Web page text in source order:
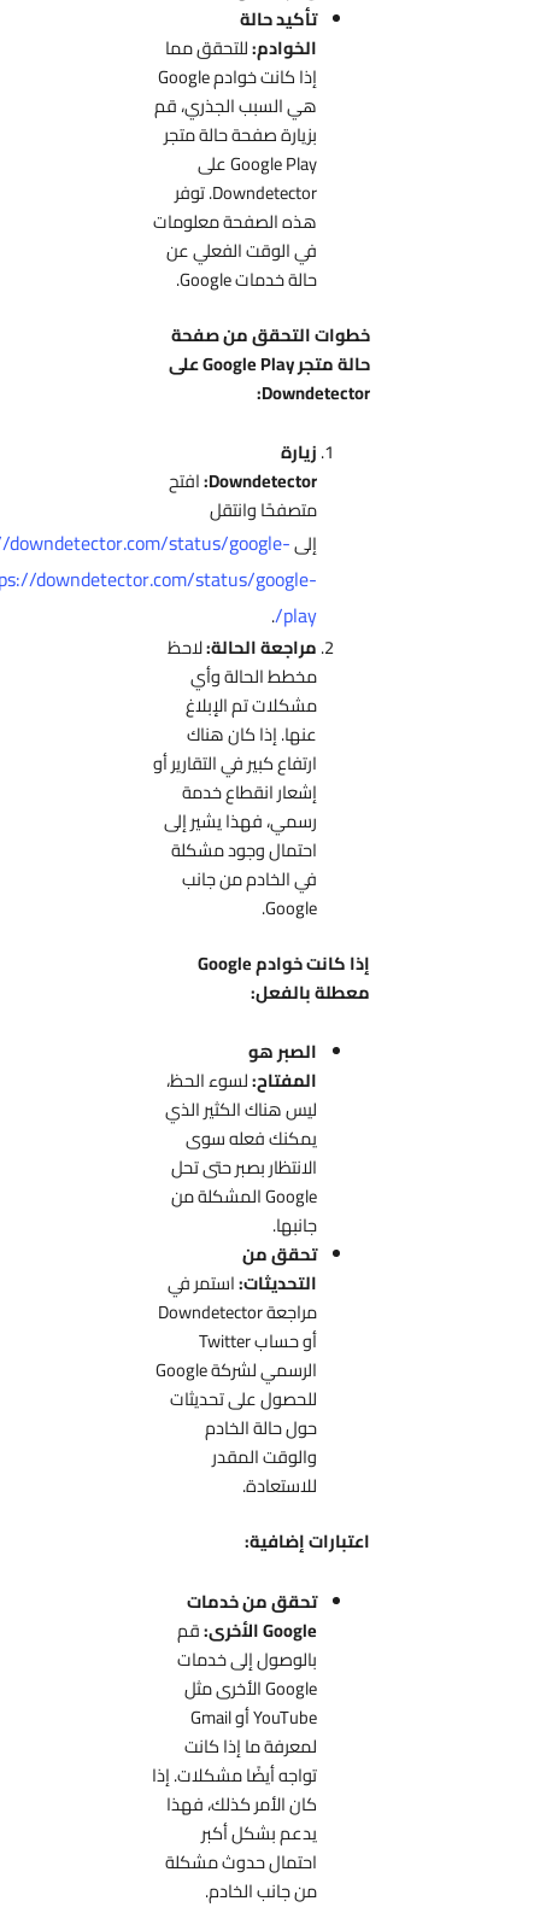
تأكيد حالة
للتحقق مما
إذا كانت خوادم Google
هي السبب الجذري، قم
بزيارة صفحة حالة متجر
Google Play على
Downdetector. توفر
هذه الصفحة معلومات
في الوقت الفعلي عن
حالة خدمات Google.
خطوات التحقق من صفحة
حالة متجر Google Play على
Downdetector:
Downdetector:افتح
متصفحًا وانتقل
https://downdetector.com/status/google-
play/:https://downdetector.com/status/google-
مراجعة الحالة:لاحظ
مخطط الحالة وأي
مشكلات تم الإبلاغ
عنها. إذا كان هناك
ارتفاع كبير في التقارير أو
إشعار انقطاع خدمة
رسمي، فهذا يشير إلى
احتمال وجود مشكلة
في الخادم من جانب
إذا كانت خوادم Google
معطلة بالفعل:
الصبر هو
لسوء الحظ،
ليس هناك الكثير الذي
يمكنك فعله سوى
الانتظار بصبر حتى تحل
Google المشكلة من
تحقق من
التحديثات:استمر في
مراجعة Downdetector
أو حساب Twitter
الرسمي لشركة Google
للحصول على تحديثات
حول حالة الخادم
والوقت المقدر
اعتبارات إضافية:
تحقق من خدمات
قم
بالوصول إلى خدمات
Google الأخرى مثل
YouTube أو Gmail
لمعرفة ما إذا كانت
تواجه أيضًا مشكلات. إذا
كان الأمر كذلك، فهذا
يدعم بشكل أكبر
احتمال حدوث مشكلة
من جانب الخادم.